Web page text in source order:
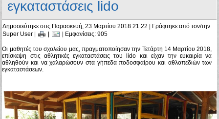
εγκαταστάσεις lido
Δημοσιεύτηκε στις Παρασκευή, 23 Μαρτίου 2018 21:22 | Γράφτηκε από τον/την
Super User | | | Εμφανίσεις: 905
Οι μαθητές του σχολείου μας, πραγματοποίησαν την Τετάρτη 14 Μαρτίου 2018,
επίσκεψη στις αθλητικές εγκαταστάσεις του lido και είχαν την ευκαιρία να
αθληθούν και να χαλαρώσουν στα γήπεδα ποδοσφαίρου και αθλοπεδιών των
εγκαταστάσεων.